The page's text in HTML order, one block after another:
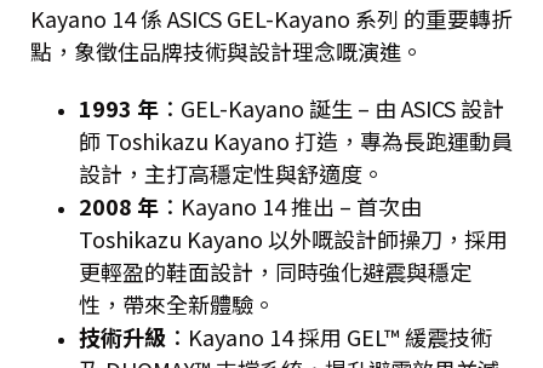
Kayano 14 係 ASICS GEL-Kayano 系列 的重要轉折
點，象徵住品牌技術與設計理念嘅演進。
1993 年 ：GEL-Kayano 誕生 – 由 ASICS 設計
師 Toshikazu Kayano 打造，專為長跑運動員
設計，主打高穩定性與舒適度。
2008 年 ：Kayano 14 推出 – 首次由
Toshikazu Kayano 以外嘅設計師操刀，採用
更輕盈的鞋面設計，同時強化避震與穩定
性，帶來全新體驗。
技術升級 ：Kayano 14 採用 GEL™ 緩震技術